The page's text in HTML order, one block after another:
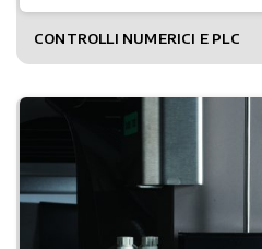
CONTROLLI NUMERICI E PLC